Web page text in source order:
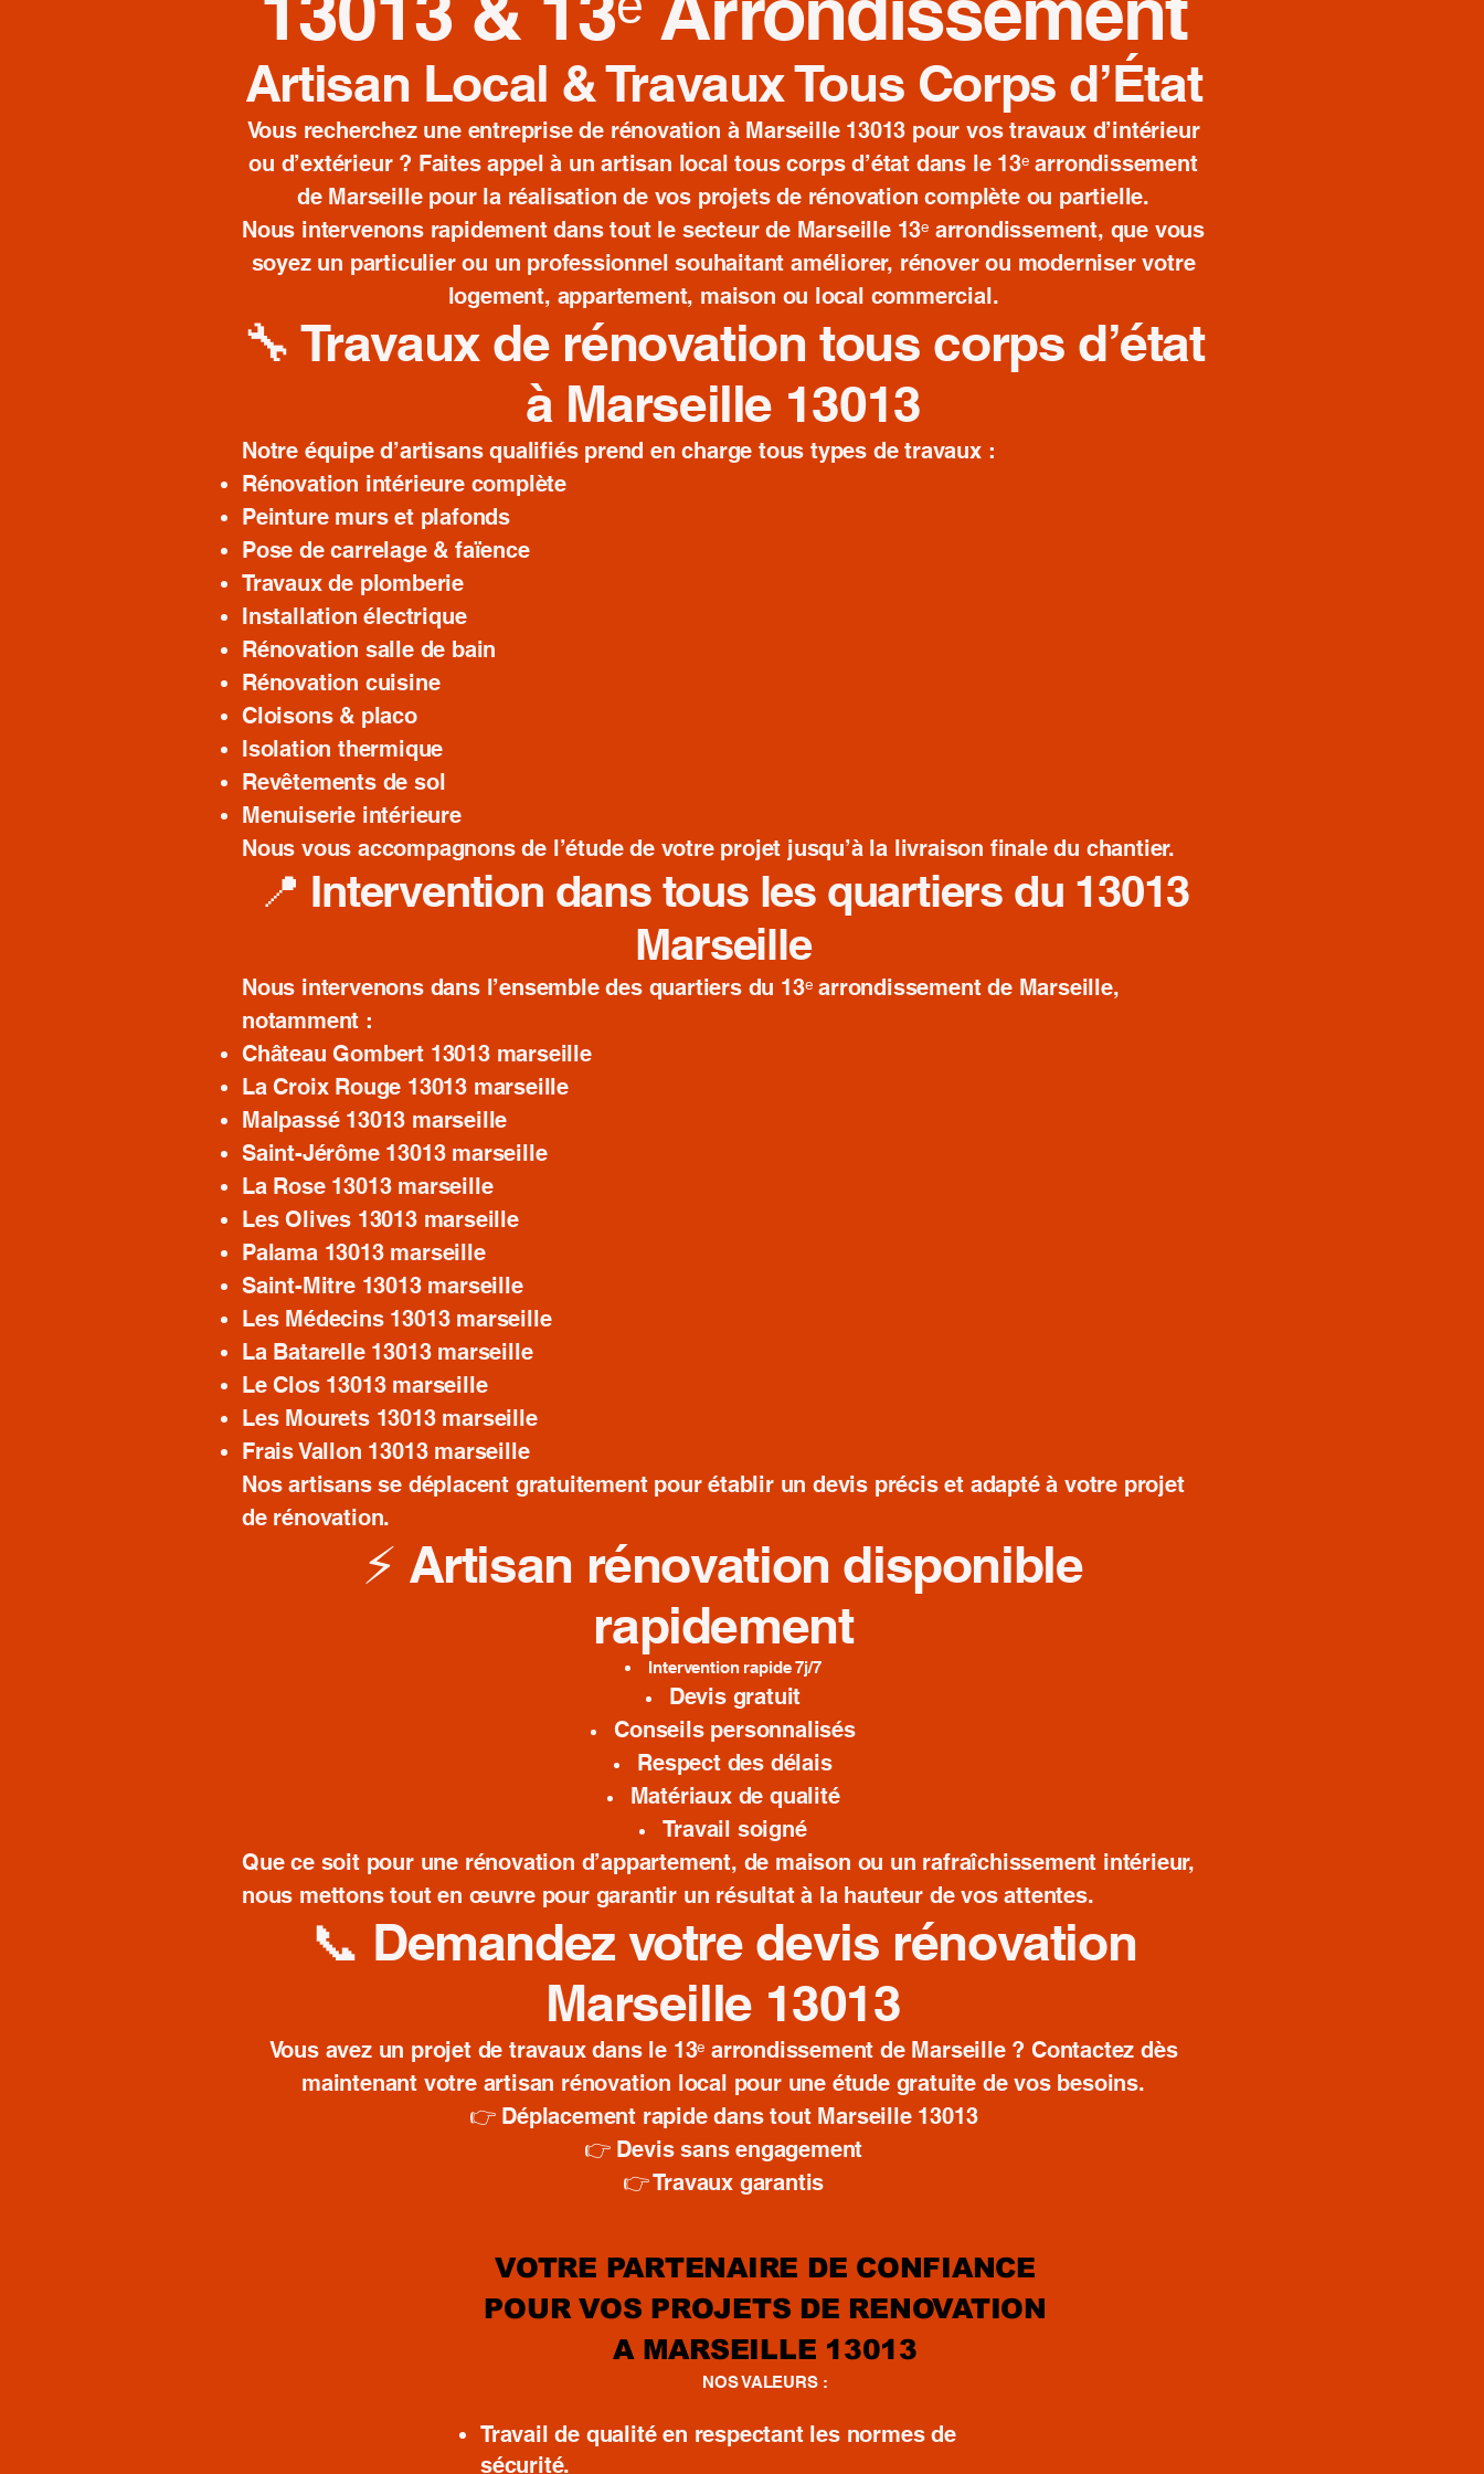
Artisan Local & Travaux Tous Corps d’État
Vous recherchez une entreprise de rénovation à Marseille 13013 pour vos travaux d’intérieur
ou d’extérieur ? Faites appel à un artisan local tous corps d’état dans le 13ᵉ arrondissement
de Marseille pour la réalisation de vos projets de rénovation complète ou partielle.
Nous intervenons rapidement dans tout le secteur de Marseille 13ᵉ arrondissement, que vous
soyez un particulier ou un professionnel souhaitant améliorer, rénover ou moderniser votre
logement, appartement, maison ou local commercial.
🔧 Travaux de rénovation tous corps d’état
à Marseille 13013
Notre équipe d’artisans qualifiés prend en charge tous types de travaux :
Rénovation intérieure complète
Peinture murs et plafonds
Pose de carrelage & faïence
Travaux de plomberie
Installation électrique
Rénovation salle de bain
Rénovation cuisine
Cloisons & placo
Isolation thermique
Revêtements de sol
Menuiserie intérieure
Nous vous accompagnons de l’étude de votre projet jusqu’à la livraison finale du chantier.
📍 Intervention dans tous les quartiers du 13013
Marseille
Nous intervenons dans l’ensemble des quartiers du 13ᵉ arrondissement de Marseille,
notamment :
Château Gombert 13013 marseille
La Croix Rouge 13013 marseille
Malpassé 13013 marseille
Saint-Jérôme 13013 marseille
La Rose 13013 marseille
Les Olives 13013 marseille
Palama 13013 marseille
Saint-Mitre 13013 marseille
Les Médecins 13013 marseille
La Batarelle 13013 marseille
Le Clos 13013 marseille
Les Mourets 13013 marseille
Frais Vallon 13013 marseille
Nos artisans se déplacent gratuitement pour établir un devis précis et adapté à votre projet
de rénovation.
⚡ Artisan rénovation disponible
rapidement
Intervention rapide 7j/7
Devis gratuit
Conseils personnalisés
Respect des délais
Matériaux de qualité
Travail soigné
Que ce soit pour une rénovation d’appartement, de maison ou un rafraîchissement intérieur,
nous mettons tout en œuvre pour garantir un résultat à la hauteur de vos attentes.
📞 Demandez votre devis rénovation
Marseille 13013
Vous avez un projet de travaux dans le 13ᵉ arrondissement de Marseille ? Contactez dès
maintenant votre artisan rénovation local pour une étude gratuite de vos besoins.
👉 Déplacement rapide dans tout Marseille 13013
👉 Devis sans engagement
👉 Travaux garantis
VOTRE PARTENAIRE DE CONFIANCE
POUR VOS PROJETS DE RENOVATION
A MARSEILLE 13013
NOS VALEURS :
Travail de qualité en respectant les normes de
sécurité.